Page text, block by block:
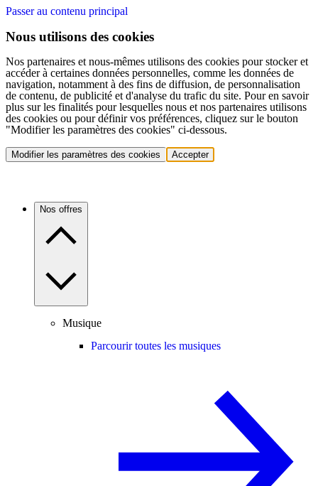
Passer au contenu principal
Nous utilisons des cookies
Nos partenaires et nous-mêmes utilisons des cookies pour stocker et
accéder à certaines données personnelles, comme les données de
navigation, notamment à des fins de diffusion, de personnalisation
de contenu, de publicité et d'analyse du trafic du site. Pour en savoir
plus sur les finalités pour lesquelles nous et nos partenaires utilisons
des cookies ou pour définir vos préférences, cliquez sur le bouton
"Modifier les paramètres des cookies" ci-dessous.
Modifier les paramètres des cookies Accepter
Nos offres
Musique
Parcourir toutes les musiques